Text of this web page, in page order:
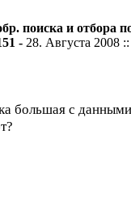
поиска и отбора
- 28. Августа 2008
большая с